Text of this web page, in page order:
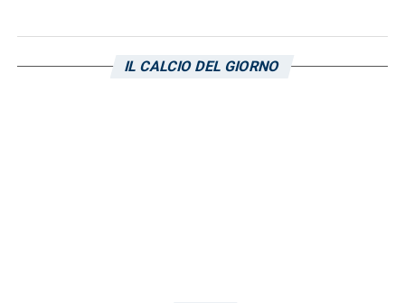
IL CALCIO DEL GIORNO